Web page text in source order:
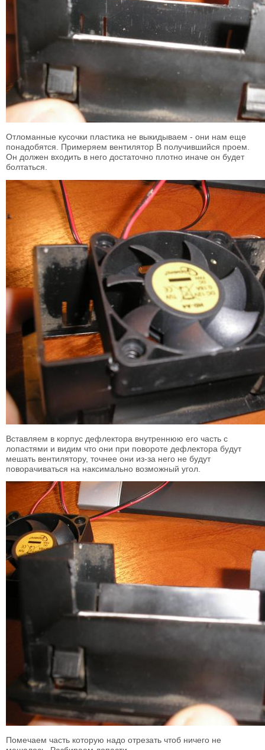
Отломанные кусочки пластика не выкидываем - они нам еще
понадобятся. Примеряем вентилятор В получившийся проем.
Он должен входить в него достаточно плотно иначе он будет
болтаться.
Вставляем в корпус дефлектора внутреннюю его часть с
лопастями и видим что они при повороте дефлектора будут
мешать вентилятору, точнее они из-за него не будут
поворачиваться на наксимально возможный угол.
Помечаем часть которую надо отрезать чтоб ничего не